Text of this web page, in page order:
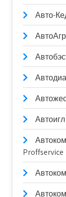
Авто-
Автоигл
Proffservice